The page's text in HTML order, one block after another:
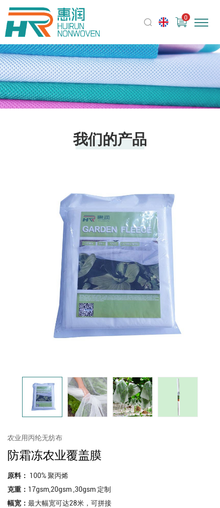
0
我们的产品
农业用丙纶无纺布
防霜冻农业覆盖膜
原料： 100% 聚丙烯
克重： 17gsm,20gsm ,30gsm 定制
幅宽： 最大幅宽可达28米，可拼接